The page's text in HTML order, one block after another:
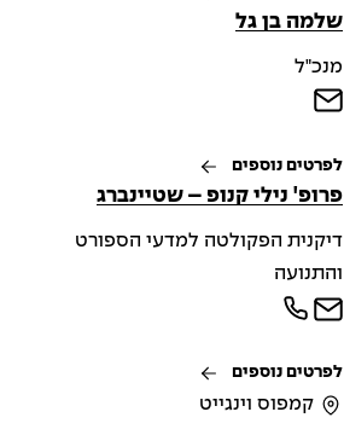
שלמה בן גל
מנכ"ל
לפרטים נוספים
פרופ' נילי קנופ – שטיינברג
דיקנית הפקולטה למדעי הספורט
והתנועה
לפרטים נוספים
קמפוס וינגייט